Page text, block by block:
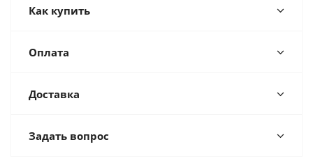
Как купить
Оплата
Доставка
Задать вопрос